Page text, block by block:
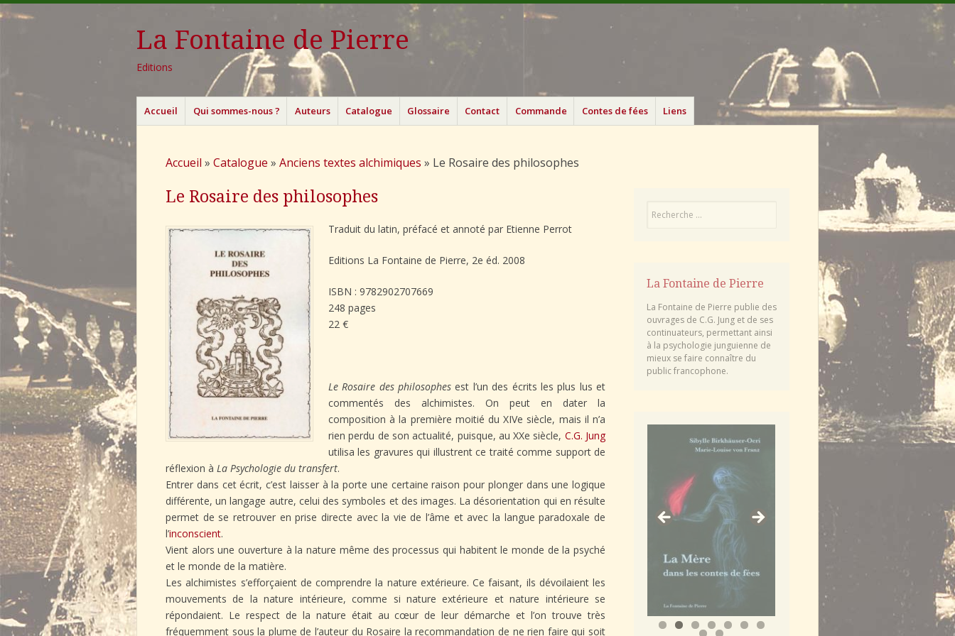
La Fontaine de Pierre
Editions
Menu
Aller
au
Accueil Qui sommes-nous ? Auteurs Catalogue Glossaire Contact Commande Contes de fées Liens
Accueil » Catalogue » Anciens textes alchimiques » Le Rosaire des philosophes
Le Rosaire des philosophes
Traduit du latin, préfacé et annoté par Etienne Perrot
Editions La Fontaine de Pierre, 2e éd. 2008
ISBN : 9782902707669
248 pages
22 €
Le Rosaire des philosophes est l’un des écrits les plus lus et
commentés des alchimistes. On peut en dater la
composition à la première moitié du XIVe siècle, mais il n’a
rien perdu de son actualité, puisque, au XXe siècle, C.G. Jung
utilisa les gravures qui illustrent ce traité comme support de
réflexion à La Psychologie du transfert.
Entrer dans cet écrit, c’est laisser à la porte une certaine raison pour plonger dans une logique
différente, un langage autre, celui des symboles et des images. La désorientation qui en résulte
permet de se retrouver en prise directe avec la vie de l’âme et avec la langue paradoxale de
l’inconscient.
Vient alors une ouverture à la nature même des processus qui habitent le monde de la psyché
et le monde de la matière.
Les alchimistes s’efforçaient de comprendre la nature extérieure. Ce faisant, ils dévoilaient les
mouvements de la nature intérieure, comme si nature extérieure et nature intérieure se
répondaient. Le respect de la nature était au cœur de leur démarche et l’on trouve très
fréquemment sous la plume de l’auteur du Rosaire la recommandation de ne rien faire qui soit
La Fontaine de Pierre
La Fontaine de Pierre publie des
ouvrages de C.G. Jung et de ses
continuateurs, permettant ainsi
à la psychologie junguienne de
mieux se faire connaître du
public francophone.